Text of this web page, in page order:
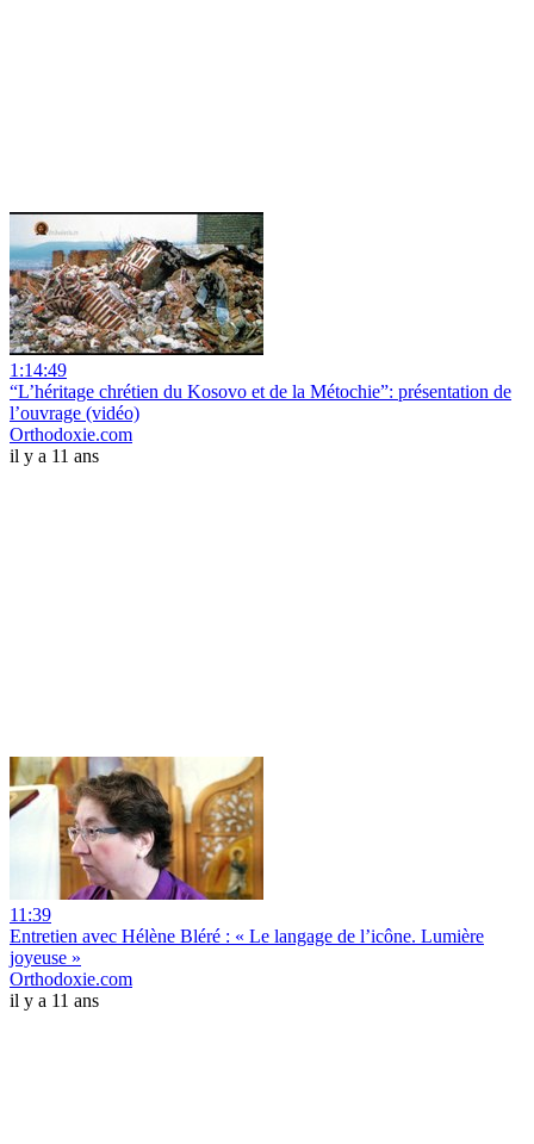
1:14:49
“L’héritage chrétien du Kosovo et de la Métochie”: présentation de
l’ouvrage (vidéo)
Orthodoxie.com
il y a 11 ans
11:39
Entretien avec Hélène Bléré : « Le langage de l’icône. Lumière
joyeuse »
Orthodoxie.com
il y a 11 ans